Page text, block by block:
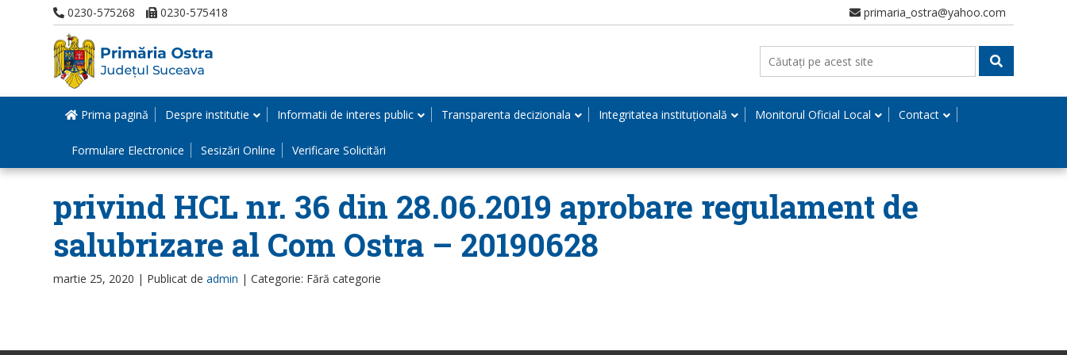
0230-575268 0230-575418 primaria_ostra@yahoo.com
Prima pagină Despre institutie Informatii de interes public Transparenta decizionala Integritatea instituțională Monitorul Oficial Local Contact
Formulare Electronice Sesizări Online Verificare Solicitări
privind HCL nr. 36 din 28.06.2019 aprobare regulament de
salubrizare al Com Ostra – 20190628
martie 25, 2020 | Publicat de admin | Categorie: Fără categorie